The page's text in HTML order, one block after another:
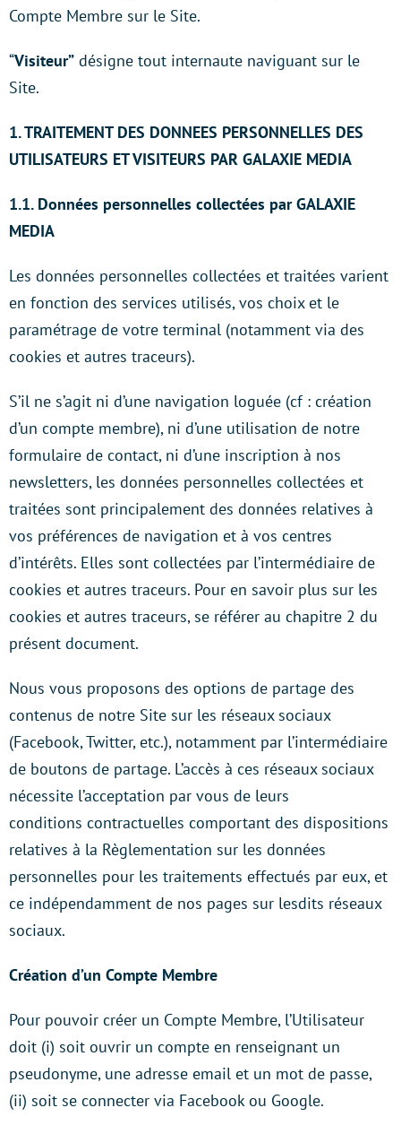
Compte Membre sur le Site.
“Visiteur” désigne tout internaute naviguant sur le
Site.
1. TRAITEMENT DES DONNEES PERSONNELLES DES
UTILISATEURS ET VISITEURS PAR GALAXIE MEDIA
1.1. Données personnelles collectées par GALAXIE
MEDIA
Les données personnelles collectées et traitées varient
en fonction des services utilisés, vos choix et le
paramétrage de votre terminal (notamment via des
cookies et autres traceurs).
S’il ne s’agit ni d’une navigation loguée (cf : création
d’un compte membre), ni d’une utilisation de notre
formulaire de contact, ni d’une inscription à nos
newsletters, les données personnelles collectées et
traitées sont principalement des données relatives à
vos préférences de navigation et à vos centres
d’intérêts. Elles sont collectées par l’intermédiaire de
cookies et autres traceurs. Pour en savoir plus sur les
cookies et autres traceurs, se référer au chapitre 2 du
présent document.
Nous vous proposons des options de partage des
contenus de notre Site sur les réseaux sociaux
(Facebook, Twitter, etc.), notamment par l’intermédiaire
de boutons de partage. L’accès à ces réseaux sociaux
nécessite l’acceptation par vous de leurs
conditions contractuelles comportant des dispositions
relatives à la Règlementation sur les données
personnelles pour les traitements effectués par eux, et
ce indépendamment de nos pages sur lesdits réseaux
sociaux.
Création d’un Compte Membre
Pour pouvoir créer un Compte Membre, l’Utilisateur
doit (i) soit ouvrir un compte en renseignant un
pseudonyme, une adresse email et un mot de passe,
(ii) soit se connecter via Facebook ou Google.